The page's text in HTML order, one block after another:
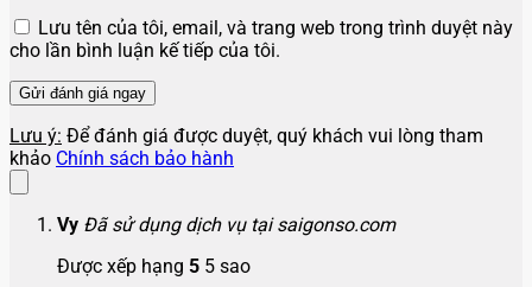
Lưu tên của tôi, email, và trang web trong trình duyệt này
cho lần bình luận kế tiếp của tôi.
Lưu ý: Để đánh giá được duyệt, quý khách vui lòng tham
khảo Chính sách bảo hành
Vy Đã sử dụng dịch vụ tại saigonso.com
Được xếp hạng 5 5 sao